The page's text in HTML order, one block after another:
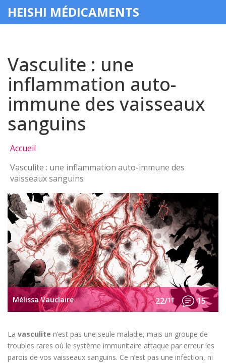
HEISHI MÉDICAMENTS
Vasculite : une
inflammation auto-
immune des vaisseaux
sanguins
Accueil
Vasculite : une inflammation auto-immune des
vaisseaux sanguins
Mélissa Vauclaire 22/11 15
La vasculite n’est pas une seule maladie, mais un groupe de
troubles rares où le système immunitaire attaque par erreur les
parois de vos vaisseaux sanguins. Ce n’est pas une infection, ni